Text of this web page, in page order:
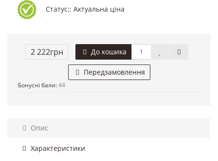
Статус:: Актуальна ціна
2 222грн До кошика
Передзамовлення
Бонусні бали:44
Опис
Характеристики